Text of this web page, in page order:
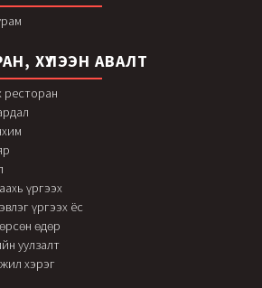
ХҮЛЭЭН АВАЛТ
ресторан
үргээх
үргээх ёс
өдөр
уулзалт
хэрэг